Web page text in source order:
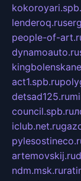
lenderoq.ru
people-of-
dynamoauto.ru
act1.spb.ru
detsad125.ru
council.spb.ru
iclub.net.ru
artemovskij.ru
ndm.msk.ru